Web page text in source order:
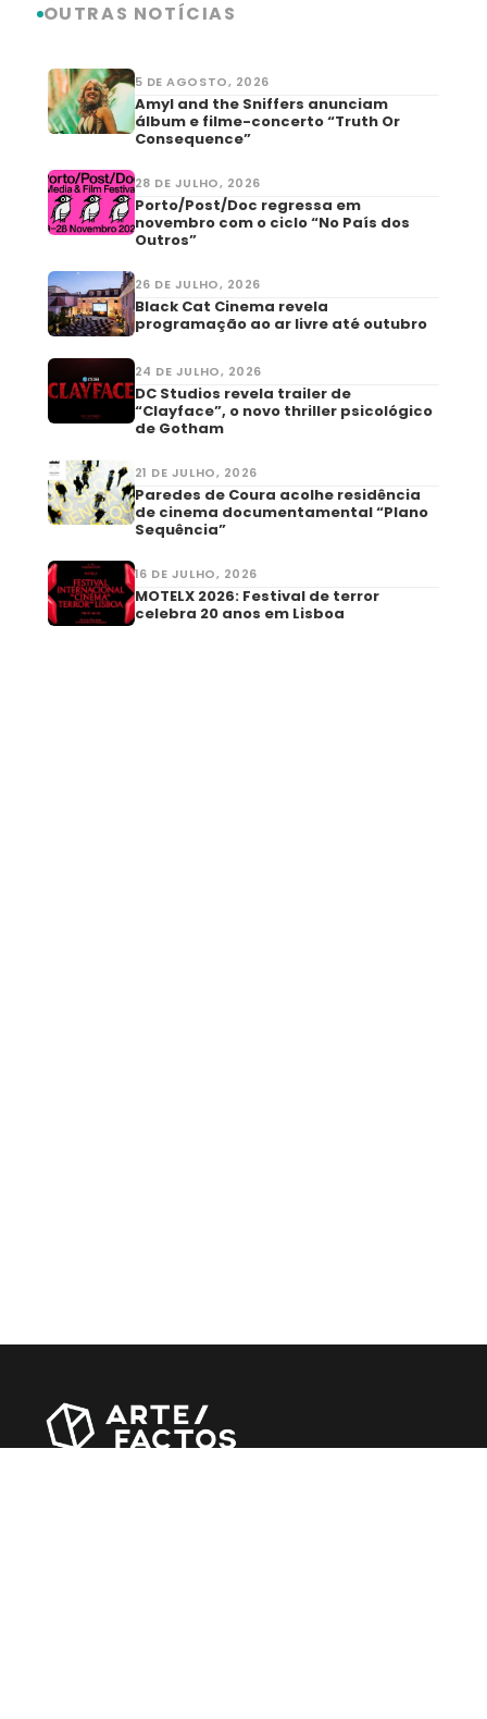
OUTRAS NOTÍCIAS
5 DE AGOSTO, 2026
Amyl and the Sniffers anunciam
álbum e filme-concerto “Truth Or
Consequence”
28 DE JULHO, 2026
Porto/Post/Doc regressa em
novembro com o ciclo “No País dos
Outros”
26 DE JULHO, 2026
Black Cat Cinema revela
programação ao ar livre até outubro
24 DE JULHO, 2026
DC Studios revela trailer de
“Clayface”, o novo thriller psicológico
de Gotham
21 DE JULHO, 2026
Paredes de Coura acolhe residência
de cinema documentamental “Plano
Sequência”
16 DE JULHO, 2026
MOTELX 2026: Festival de terror
celebra 20 anos em Lisboa